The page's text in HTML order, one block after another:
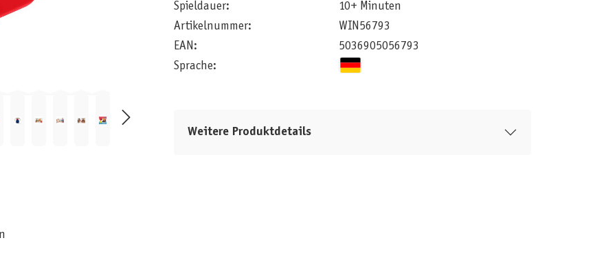
Spieldauer:
10+ Minuten
Artikelnummer:
WIN56793
EAN:
5036905056793
Sprache:
Weitere Produktdetails